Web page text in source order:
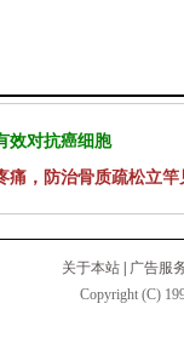
效对抗癌细胞
痛，防治骨质疏松立竿
关于本站
广告服
Copyright (C)